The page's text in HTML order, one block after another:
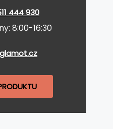
444 930
8:00-16:30